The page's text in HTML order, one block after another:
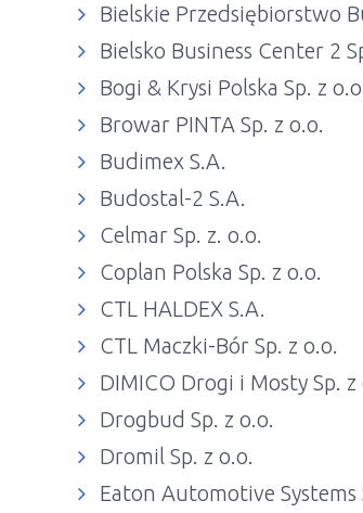
Bielskie Przedsiębiorstwo
Bielsko Business Center 2
Bogi & Krysi Polska Sp. z
Browar PINTA Sp. z o.o.
Budimex S.A.
Budostal-2 S.A.
Celmar Sp. z. o.o.
Coplan Polska Sp. z o.o.
CTL HALDEX S.A.
CTL Maczki-Bór Sp. z o.o.
DIMICO Drogi i Mosty Sp. z
Drogbud Sp. z o.o.
Dromil Sp. z o.o.
Eaton Automotive Systems